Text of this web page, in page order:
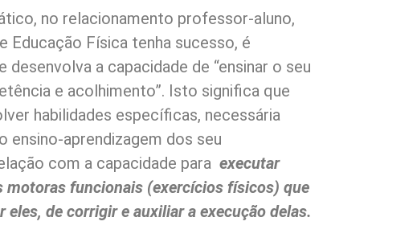
no relacionamento professor-aluno,
Educação Física tenha sucesso, é
a capacidade de “ensinar o seu
e acolhimento”. Isto significa que
habilidades específicas, necessária
ensino-aprendizagem dos seu
com a capacidade para executar
motoras funcionais (exercícios físicos) que
eles, de corrigir e auxiliar a execução delas.